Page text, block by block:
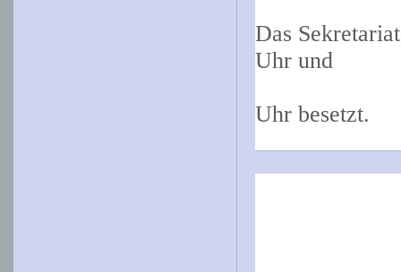
Das
Uhr und
Uhr besetzt.